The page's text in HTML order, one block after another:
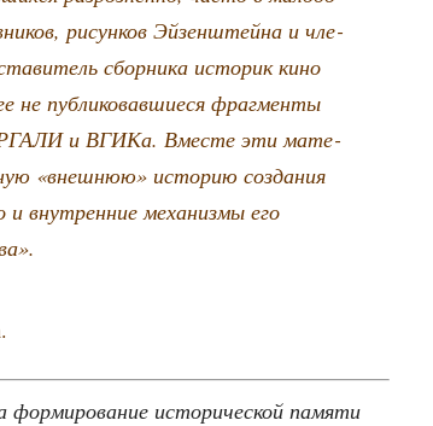
рисун­ков Эйзен­штей­на и чле­
сбор­ни­ка исто­рик кино
не пуб­ли­ко­вав­ши­е­ся фраг­мен­ты
РГАЛИ и ВГИ­Ка. Вме­сте эти мате­
«внеш­нюю» исто­рию созда­ния
внут­рен­ние меха­низ­мы его
фор­ми­ро­ва­ние исто­ри­че­ской памя­ти